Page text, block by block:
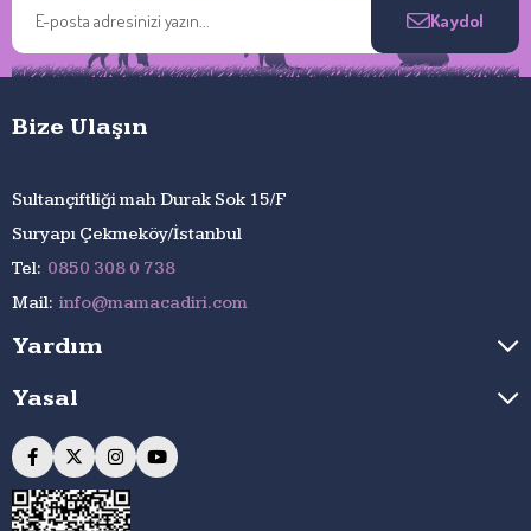
İtalya’da üretilen bu özel mama, Avrupa standartlarında kalite
Tüy Dökülmesine Karşı Özel Formül
özel bileşenler içerir.Kamelya yağı, lignoselüloz ve doğal
, köpeğinizin cildini ve tüylerini besleyerek sağlıklı
bir görünüm sağlar.
İçerik
tüy sağlığını destekler.
Euglena Gracilis Yosunu (%0,06)
güçlendirir.
Glukozamin (%0,04)
Kaydol
Bize Ulaşın
Sultançiftliği mah Durak Sok 15/F
Suryapı Çekmeköy/İstanbul
Tel: 0850 308 0 738
Mail: info@mamacadiri.com
Yardım
Yasal